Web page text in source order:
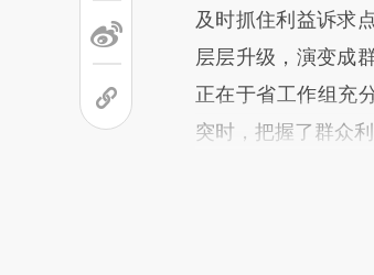
及时抓住利益诉求
层层升级，演变成
正在于省工作组充
突时，把握了群众